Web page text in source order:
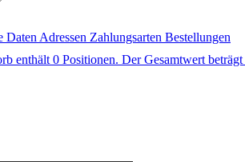
Daten Adressen Zahlungsarten Bestellungen
enthält 0 Positionen. Der Gesamtwert